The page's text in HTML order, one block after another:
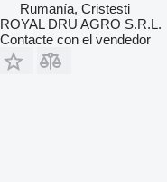
Rumanía, Cristesti
ROYAL DRU AGRO S.R.L.
Contacte con el vendedor